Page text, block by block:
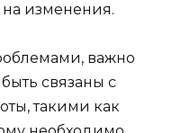
изменения.
важно
связаны с
такими как